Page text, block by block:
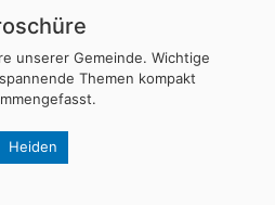
unserer Gemeinde. Wichtige
Themen kompakt
Heiden